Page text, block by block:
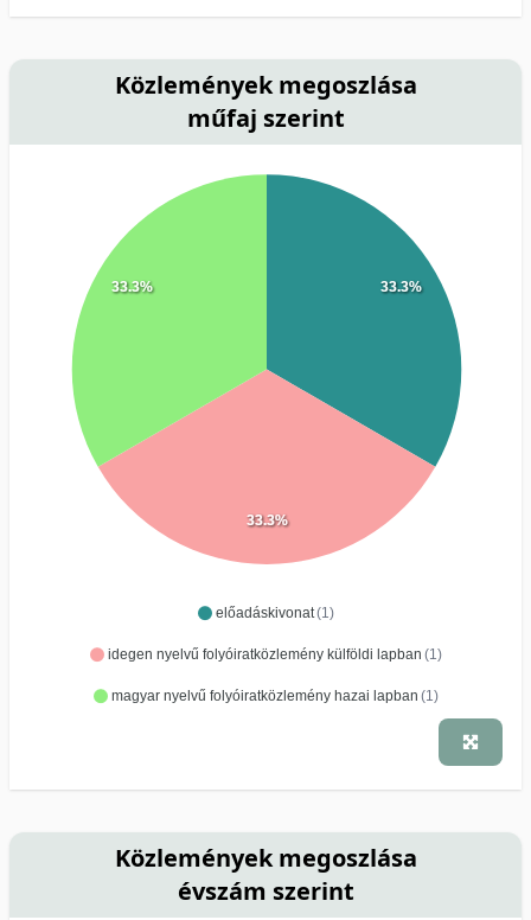
Közlemények megoszlása
műfaj szerint
előadáskivonat(1)
idegen nyelvű folyóiratközlemény külföldi lapban (1)
magyar nyelvű folyóiratközlemény hazai lapban (1)
33.3%
33.3%
33.3%
Közlemények megoszlása
évszám szerint